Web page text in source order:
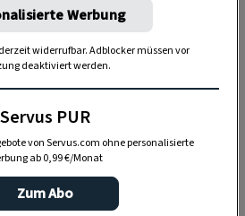
7. Bezirksteht das kleinste
von Architekt Josef Durst,
und verfügt über eine
hier Friedrich
Uhrmachermeister in vierter
mit Restaurierungen
Namen gemacht.
Werbung
widerrufbar. Adblocker müssen vor
deaktiviert werden.
Servus PUR
von Servus.com ohne personalisierte
ab 0,99 €/Monat
Zum Abo